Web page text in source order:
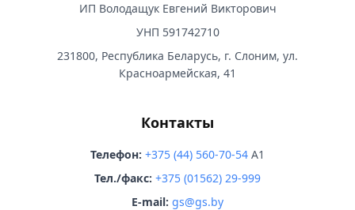
ИП Володащук Евгений Викторович
УНП 591742710
231800, Республика Беларусь, г. Слоним, ул.
Красноармейская, 41
Контакты
Телефон: +375 (44) 560-70-54 A1
Тел./факс: +375 (01562) 29-999
E-mail: gs@gs.by